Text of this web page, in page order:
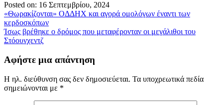
Posted on: 16 Σεπτεμβρίου, 2024
Πλοήγηση
άρθρων
«Θωρακίζονται» ΟΔΔΗΧ και αγορά ομολόγων έναντι των
κερδοσκόπων
Ίσως βρέθηκε ο δρόμος που μεταφέρονταν οι μεγάλιθοι του
Στόουνχεντζ
Αφήστε μια απάντηση
Η ηλ. διεύθυνση σας δεν δημοσιεύεται. Τα υποχρεωτικά πεδία
σημειώνονται με *